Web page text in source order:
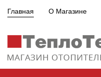
Главная О Магазине